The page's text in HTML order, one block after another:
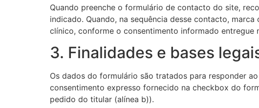
Quando preenche o formulário de contacto do site,
indicado. Quando, na sequência desse contacto,
clínico, conforme o consentimento informado entregue
3. Finalidades e bases
Os dados do formulário são tratados para responder
consentimento expresso fornecido na checkbox do
pedido do titular (alínea b)).